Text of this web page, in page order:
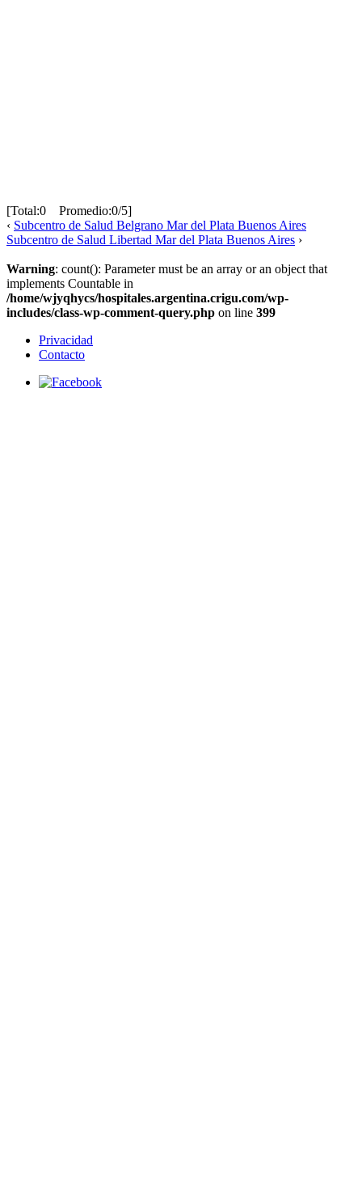
[Total:0 Promedio:0/5]
‹ Subcentro de Salud Belgrano Mar del Plata Buenos Aires
Subcentro de Salud Libertad Mar del Plata Buenos Aires ›
Warning: count(): Parameter must be an array or an object that
implements Countable in
/home/wjyqhycs/hospitales.argentina.crigu.com/wp-
includes/class-wp-comment-query.php on line 399
Privacidad
Contacto